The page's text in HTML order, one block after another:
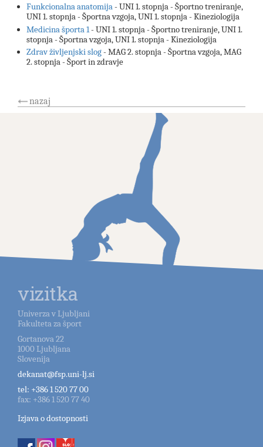
Funkcionalna anatomija- UNI 1. stopnja - Športno treniranje,
UNI 1. stopnja - Športna vzgoja, UNI 1. stopnja - Kineziologija
Medicina športa 1 - UNI 1. stopnja - Športno treniranje, UNI 1.
stopnja - Športna vzgoja, UNI 1. stopnja - Kineziologija
Zdrav življenjski slog- MAG 2. stopnja - Športna vzgoja, MAG
2. stopnja - Šport in zdravje
nazaj
vizitka
Univerza v Ljubljani
Fakulteta za šport
Gortanova 22
1000Ljubljana
Slovenija
dekanat@fsp.uni-lj.si
tel: +386 1 520 77 00
fax: +386 1 520 77 40
Izjava o dostopnosti